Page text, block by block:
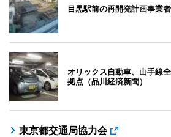
目黒駅前の再開発計画事業
オリックス自動車、山手線
拠点（品川経済新聞）
東京都交通局協力会